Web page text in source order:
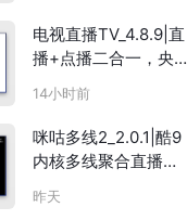
电视直播TV_4.8.9|直
播+点播二合一，央视
卫视影视全搞定
14小时前
咪咕多线2_2.0.1|酷9
内核多线聚合直播
TV，央视卫视一搜即
看
昨天